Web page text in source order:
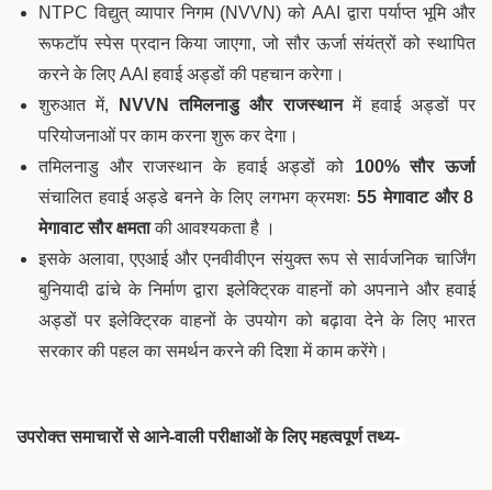
NTPC विद्युत् व्यापार निगम (NVVN) को AAI द्वारा पर्याप्त भूमि और
रूफटॉप स्पेस प्रदान किया जाएगा, जो सौर ऊर्जा संयंत्रों को स्थापित
करने के लिए AAI हवाई अड्डों की पहचान करेगा।
शुरुआत में,
NVVN तमिलनाडु और राजस्थानमें हवाई अड्डों पर
परियोजनाओं पर काम करना शुरू कर देगा।
तमिलनाडु और राजस्थान के हवाई अड्डों को 100% सौर ऊर्जा
संचालित हवाई अड्डे बनने के लिए लगभग क्रमशः 55 मेगावाट और 8
मेगावाट सौर क्षमताकी आवश्यकता है ।
इसके अलावा, एएआई और एनवीवीएन संयुक्त रूप से सार्वजनिक चार्जिंग
बुनियादी ढांचे के निर्माण द्वारा इलेक्ट्रिक वाहनों को अपनाने और हवाई
अड्डों पर इलेक्ट्रिक वाहनों के उपयोग को बढ़ावा देने के लिए भारत
सरकार की पहल का समर्थन करने की दिशा में काम करेंगे।
उपरोक्त समाचारों से आने-वाली परीक्षाओं के लिए महत्वपूर्ण तथ्य-